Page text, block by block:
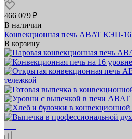
466 079 ₽
В наличии
Конвекционная печь ABAT КЭП‑16
В корзину